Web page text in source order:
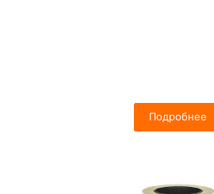
Подробнее